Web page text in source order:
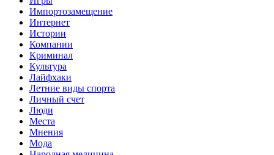
Импортозамещение
Интернет
Истории
Компании
Криминал
Культура
Лайфхаки
Летние виды спорта
Личный счет
Люди
Места
Мнения
Мода